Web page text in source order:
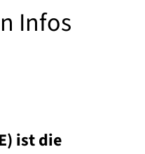
Infos
ist die